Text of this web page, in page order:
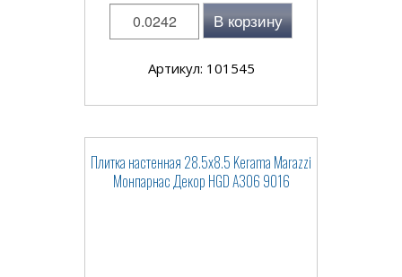
В корзину
Артикул: 101545
Плитка настенная 28.5x8.5 Kerama Marazzi
Монпарнас Декор HGD A306 9016